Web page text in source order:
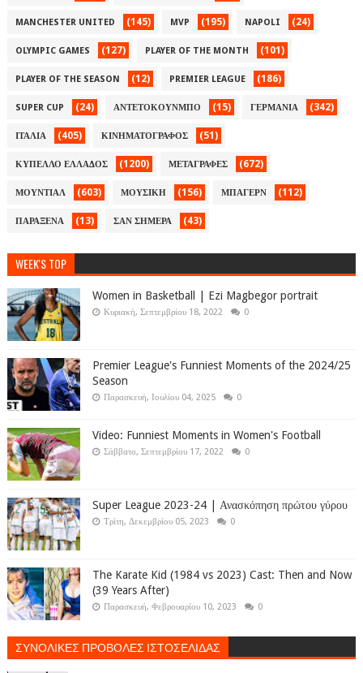
MANCHESTER UNITED (145) MVP (195) NAPOLI (24)
OLYMPIC GAMES (127) PLAYER OF THE MONTH (101)
PLAYER OF THE SEASON (12) PREMIER LEAGUE (186)
SUPER CUP (24) ΑΝΤΕΤΟΚΟΥΝΜΠΟ (15) ΓΕΡΜΑΝΙΑ (342)
ΙΤΑΛΙΑ (405) ΚΙΝΗΜΑΤΟΓΡΑΦΟΣ (51)
ΚΥΠΕΛΛΟ ΕΛΛΑΔΟΣ (1200) ΜΕΤΑΓΡΑΦΕΣ (672)
ΜΟΥΝΤΙΑΛ (603) ΜΟΥΣΙΚΗ (156) ΜΠΑΓΕΡΝ (112)
ΠΑΡΑΞΕΝΑ (13) ΣΑΝ ΣΗΜΕΡΑ (43)
WEEK'S TOP
Women in Basketball | Ezi Magbegor portrait
Κυριακή, Σεπτεμβρίου 18, 2022 0
Premier League's Funniest Moments of the 2024/25
Season
Παρασκευή, Ιουλίου 04, 2025 0
Video: Funniest Moments in Women's Football
Σάββατο, Σεπτεμβρίου 17, 2022 0
Super League 2023-24 | Ανασκόπηση πρώτου γύρου
Τρίτη, Δεκεμβρίου 05, 2023 0
The Karate Kid (1984 vs 2023) Cast: Then and Now
(39 Years After)
Παρασκευή, Φεβρουαρίου 10, 2023 0
ΣΥΝΟΛΙΚΕΣ ΠΡΟΒΟΛΕΣ ΙΣΤΟΣΕΛΙΔΑΣ